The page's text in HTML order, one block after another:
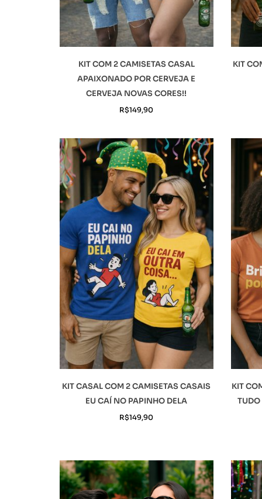
KIT COM 2 CAMISETAS CASAL
APAIXONADO POR CERVEJA E
CERVEJA NOVAS CORES!!
R$149,90
KIT
KIT CASAL COM 2 CAMISETAS CASAIS
EU CAÍ NO PAPINHO DELA
R$149,90
KIT
TUDO